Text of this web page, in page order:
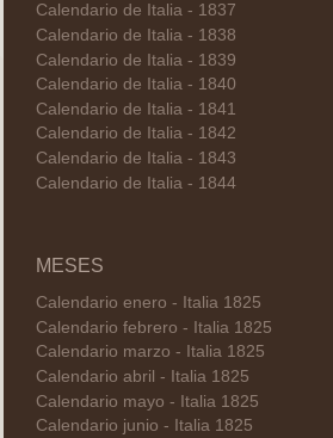
Calendario de Italia - 1837
Calendario de Italia - 1838
Calendario de Italia - 1839
Calendario de Italia - 1840
Calendario de Italia - 1841
Calendario de Italia - 1842
Calendario de Italia - 1843
Calendario de Italia - 1844
MESES
Calendario enero - Italia 1825
Calendario febrero - Italia 1825
Calendario marzo - Italia 1825
Calendario abril - Italia 1825
Calendario mayo - Italia 1825
Calendario junio - Italia 1825